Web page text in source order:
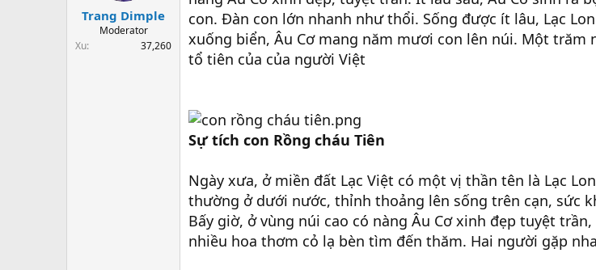
a
t
Trang Dimple
Moderator
Xu
37,260
con. Đàn con lớn nhanh như thổi. Sống được ít lâu, Lạc
xuống biển, Âu Cơ mang năm mươi con lên núi. Một trăm
tổ tiên của của người Việt
Sự tích con Rồng cháu Tiên
Ngày xưa, ở miền đất Lạc Việt có một vị thần tên là Lạc
thường ở dưới nước, thỉnh thoảng lên sống trên cạn, sức
Bấy giờ, ở vùng núi cao có nàng Âu Cơ xinh đẹp tuyệt
nhiều hoa thơm cỏ lạ bèn tìm đến thăm. Hai người gặp